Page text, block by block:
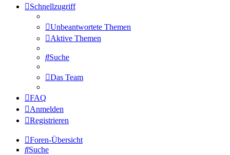
Schnellzugriff
Unbeantwortete Themen
Aktive Themen
Suche
Das Team
FAQ
Anmelden
Registrieren
Foren-Übersicht
Suche